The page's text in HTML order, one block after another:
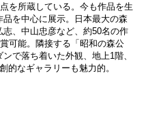
を所蔵している。今も作品を生
を中心に展示。日本最大の森
、中山忠彦など、約50名の作
可能。隣接する「昭和の森公
で落ち着いた外観、地上1階、
的なギャラリーも魅力的。